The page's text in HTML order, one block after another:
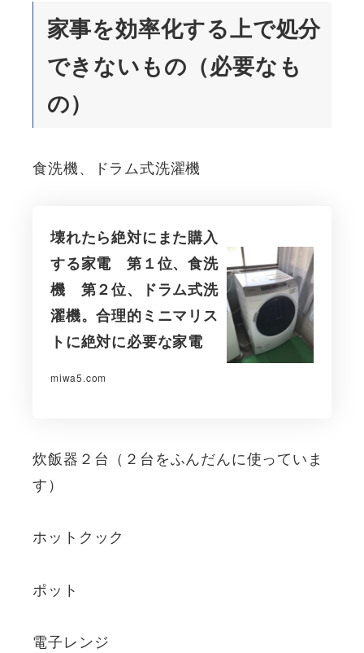
家事を効率化する上で処分
できないもの（必要なも
の）
食洗機、ドラム式洗濯機
壊れたら絶対にまた購入
する家電 第１位、食洗
機 第２位、ドラム式洗
濯機。合理的ミニマリス
トに絶対に必要な家電
miwa5.com
炊飯器２台（２台をふんだんに使っていま
す）
ホットクック
ポット
電子レンジ